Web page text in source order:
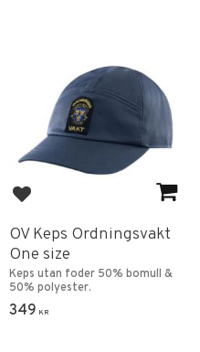
Lägg till i favoriter
OV Keps Ordningsvakt
One size
Keps utan foder 50% bomull &
50% polyester.
349 KR